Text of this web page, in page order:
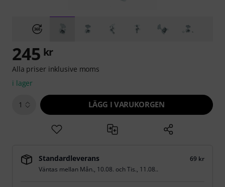
245 kr
Alla priser inklusive moms
i lager
1 LÄGG I VARUKORGEN
Standardleverans
69 kr
Väntas mellan Mån., 10.08. ochTis., 11.08..